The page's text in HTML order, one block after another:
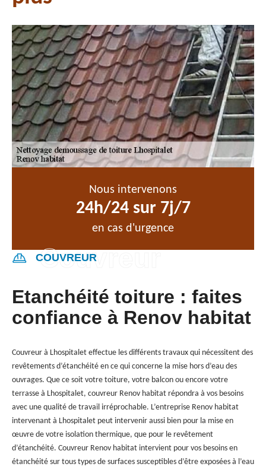
Nous intervenons
24h/24 sur 7j/7
en cas d'urgence
COUVREUR
Etanchéité toiture : faites
confiance à Renov habitat
Couvreur à Lhospitalet effectue les différents travaux qui nécessitent des
revêtements d’étanchéité en ce qui concerne la mise hors d’eau des
ouvrages. Que ce soit votre toiture, votre balcon ou encore votre
terrasse à Lhospitalet, couvreur Renov habitat répondra à vos besoins
avec une qualité de travail irréprochable. L’entreprise Renov habitat
intervenant à Lhospitalet peut intervenir aussi bien pour la mise en
œuvre de votre isolation thermique, que pour le revêtement
d’étanchéité. Couvreur Renov habitat intervient pour vos besoins en
étanchéité sur tous types de surfaces susceptibles d’être exposées à l’eau